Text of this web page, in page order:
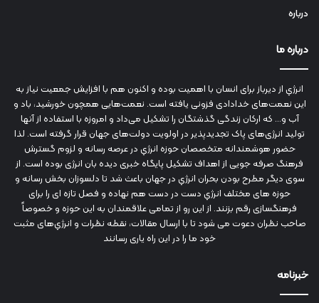
درباره
درباره ما
انرژي‌ از دیرباز برای انسان با اهمیت بوده و اکنون هم با افزایش جمعیت نیاز به
این نعمت‌های خدادادی فزونی یافته است. نعمت‌هایی همچون خورشید، باد و
آب و... که ارکان زندگی گذشتگان را تشکیل می‌داد و امروزه با استفاده از آنها
تولید انرژی‌های پاک تجدیدپذیر در اولویت دولت‌های جهان قرار گرفته است. لذا
حضور هوشمندانه متخصصان حوزه انرژي در عرصه رسانه و لزوم گسترش
فرهنگ صرفه جویی از اهداف تشکیل پایگاه خبری دیده بان انرژی بوده است. از
سوی دیگر مطرح بودن بحران انرژي در جهان باعث شد تا دلسوزان بخش رسانه و
حوزه های مختلف انرژي دست در دست هم نهاده و فصل تازه ای را برای
فرهنگسازی رقم بزنند. از این رو از تمامی علاقمندان به این حوزه و خصوصاً
صاحب نظران دعوت می شود تا با ارسال مقالات، نقطه نظرات و انرژي‌های مثبت
خود ما را در این راه یاری رسانند
خبرنامه